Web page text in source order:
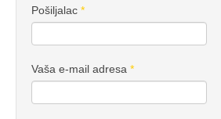
Pošiljalac *
Vaša e-mail adresa *